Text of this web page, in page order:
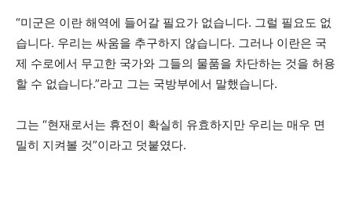
“미군은 이란 해역에 들어갈 필요가 없습니다. 그럴 필요도 없
습니다. 우리는 싸움을 추구하지 않습니다. 그러나 이란은 국
제 수로에서 무고한 국가와 그들의 물품을 차단하는 것을 허용
할 수 없습니다.”라고 그는 국방부에서 말했습니다.
그는 “현재로서는 휴전이 확실히 유효하지만 우리는 매우 면
밀히 지켜볼 것”이라고 덧붙였다.